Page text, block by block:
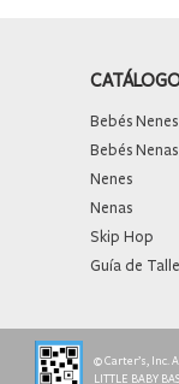
Bebés Nenes
Bebés Nenas
Nenes
Nenas
Skip Hop
Guía de
© Carter’s, Inc.
LITTLE BABY